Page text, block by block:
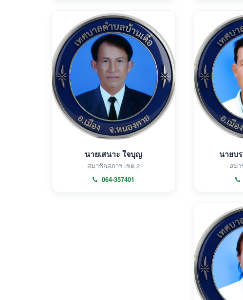
นายเสนาะ ใจบุญ
สมาชิกสภาฯ เขต 2
064-357401
นายบ
สม